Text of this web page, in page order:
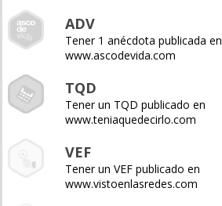
ADV
Tener 1 anécdota publicada en
www.ascodevida.com
TQD
Tener un TQD publicado en
www.teniaquedecirlo.com
VEF
Tener un VEF publicado en
www.vistoenlasredes.com